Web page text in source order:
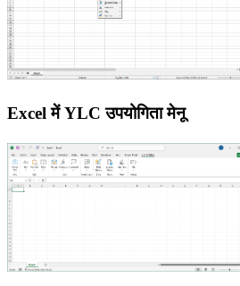
Excel में YLC उपयोगिता मेनू